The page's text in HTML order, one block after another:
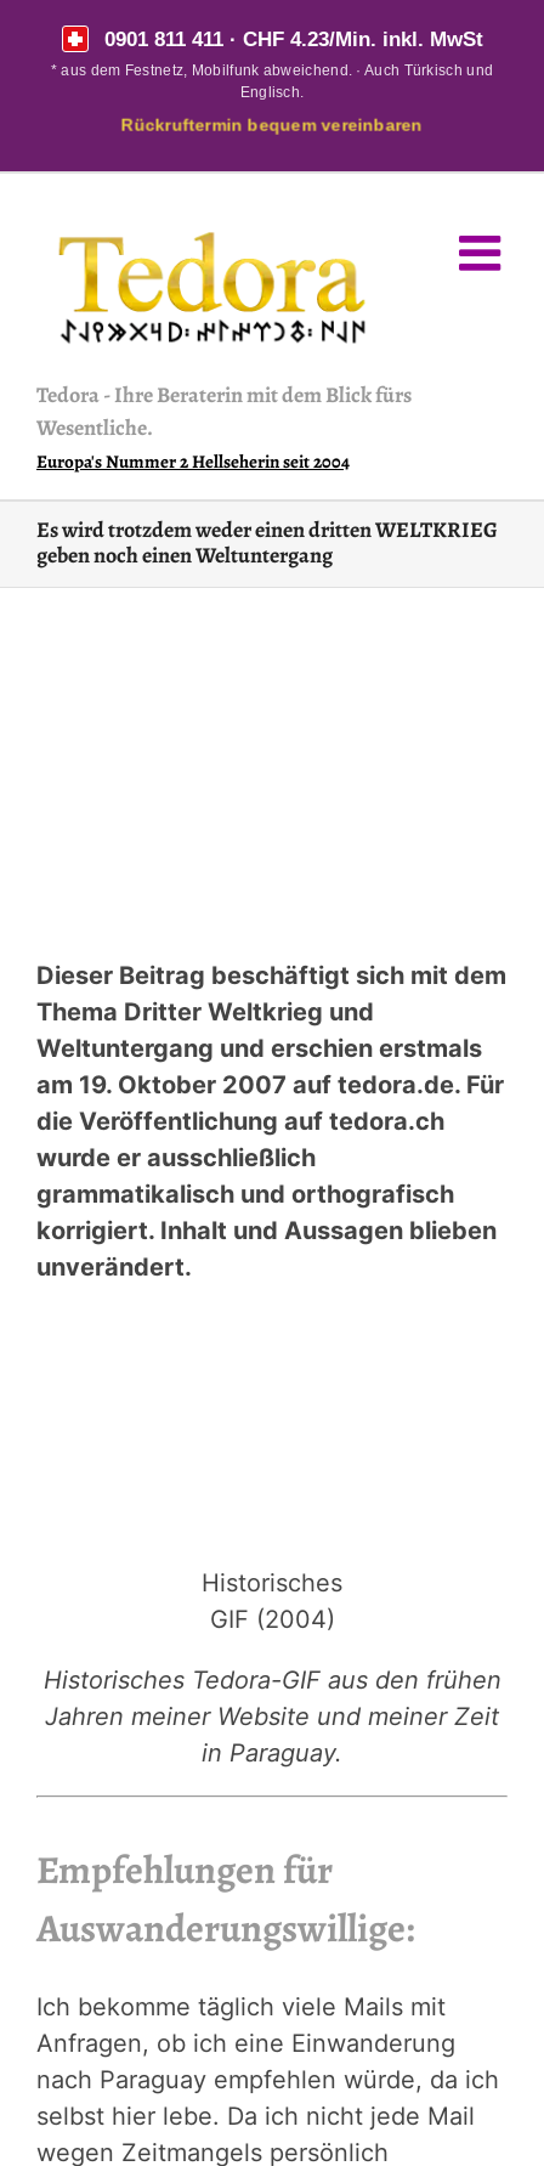
0901 811 411· CHF 4.23/Min. inkl. MwSt
* aus dem Festnetz, Mobilfunk abweichend. · Auch Türkisch und
Englisch.
Rückruftermin bequem vereinbaren
Tedora-Ihre Beraterin mit dem Blick fürs
Wesentliche.
Europa's Nummer 2 Hellseherin seit 2004
Es wird trotzdem weder einen dritten WELTKRIEG
geben noch einen Weltuntergang
Dieser Beitrag beschäftigt sich mit dem
Thema Dritter Weltkrieg und
Weltuntergang und erschien erstmals
am 19. Oktober 2007 auf tedora.de. Für
die Veröffentlichung auf tedora.ch
wurde er ausschließlich
grammatikalisch und orthografisch
korrigiert. Inhalt und Aussagen blieben
unverändert.
Historisches
GIF (2004)
Historisches Tedora-GIF aus den frühen
Jahren meiner Website und meiner Zeit
in Paraguay.
Empfehlungen für
Auswanderungswillige:
Ich bekomme täglich viele Mails mit
Anfragen, ob ich eine Einwanderung
nach Paraguay empfehlen würde, da ich
selbst hier lebe. Da ich nicht jede Mail
wegen Zeitmangels persönlich